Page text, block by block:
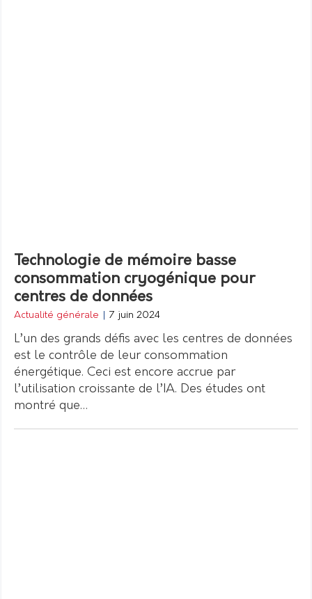
Technologie de mémoire basse
consommation cryogénique pour
centres de données
Actualité générale 7 juin 2024
L’un des grands défis avec les centres de données
est le contrôle de leur consommation
énergétique. Ceci est encore accrue par
l’utilisation croissante de l’IA. Des études ont
montré que…